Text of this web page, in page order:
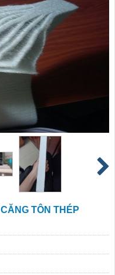
TÔN THÉP